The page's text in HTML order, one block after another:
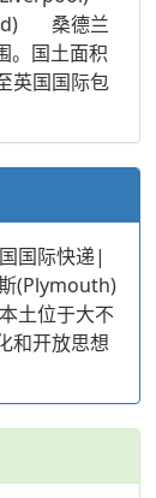
桑德兰
国土面积
英国国际包
国际快递|
(Plymouth)
土位于大不
和开放思想